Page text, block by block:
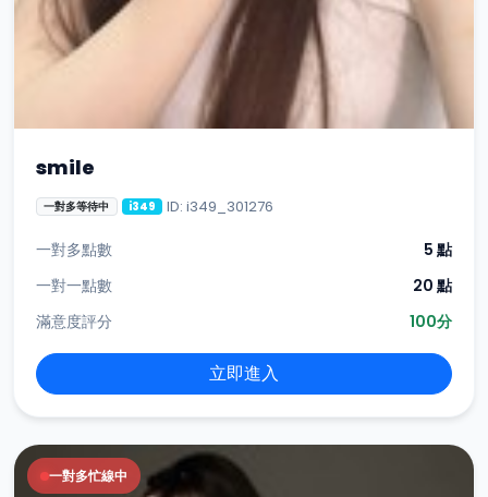
smile
一對多等待中 i349 ID: i349_301276
一對多點數
5 點
一對一點數
20 點
滿意度評分
100分
立即進入
一對多忙線中